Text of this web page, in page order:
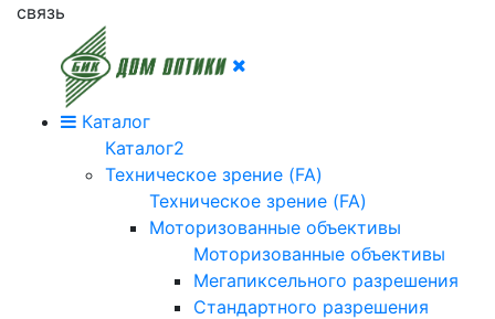
связь
Каталог
Каталог2
Техническое зрение (FA)
Техническое зрение (FA)
Моторизованные объективы
Моторизованные объективы
Мегапиксельного разрешения
Стандартного разрешения